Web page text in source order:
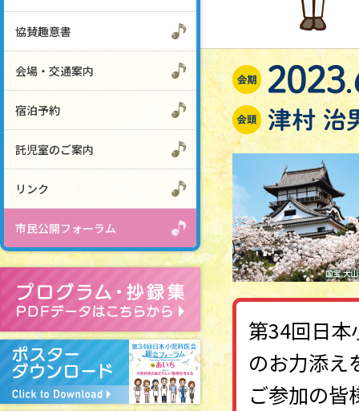
協賛趣意書
会場・交通案内
宿泊予約
託児室のご案内
リンク
市民公開フォーラム
第34回日
のお力添え
ご参加の皆